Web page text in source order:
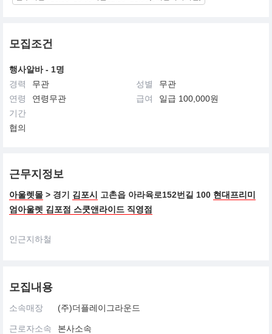
모집조건
행사알바 - 1명
경력
무관 성별
무관
연령
연령무관 급여
일급 100,000원
기간
협의
근무지정보
아울렛몰 > 경기 김포시 고촌읍 아라육로152번길 100 현대프리미
엄아울렛 김포점 스쿳앤라이드 직영점
인근지하철
모집내용
소속매장 (주)더플레이그라운드
근로자소속 본사소속